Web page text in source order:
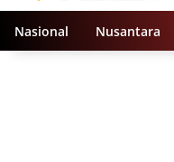
Nasional Nusantara